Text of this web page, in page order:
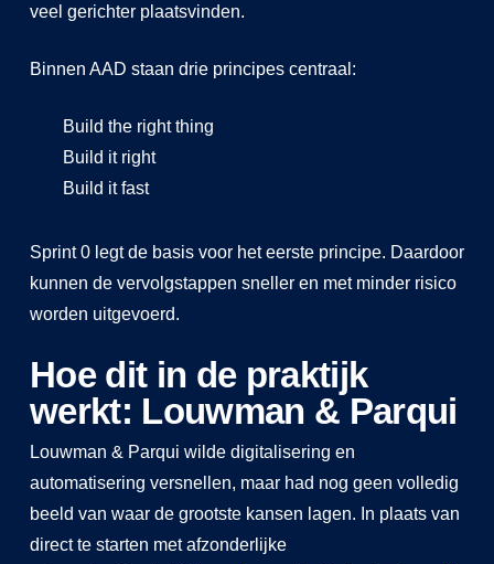
veel gerichter plaatsvinden.
Binnen AAD staan drie principes centraal:
Build the right thing
Build it right
Build it fast
Sprint 0 legt de basis voor het eerste principe. Daardoor
kunnen de vervolgstappen sneller en met minder risico
worden uitgevoerd.
Hoe dit in de praktijk
werkt: Louwman & Parqui
Louwman & Parqui wilde digitalisering en
automatisering versnellen, maar had nog geen volledig
beeld van waar de grootste kansen lagen. In plaats van
direct te starten met afzonderlijke